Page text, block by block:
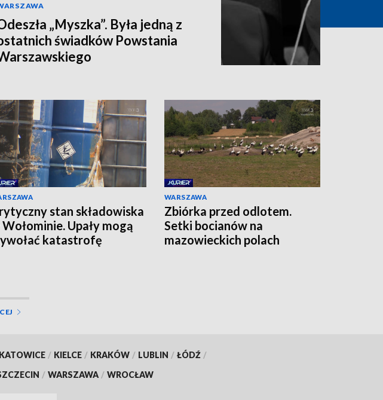
„Myszka”. Była jedną z
świadków Powstania
stan składowiska
Upały mogą
katastrofę
WARSZAWA
Zbiórka przed odlotem.
Setki bocianów na
mazowieckich polach
KATOWICE / KIELCE / KRAKÓW / LUBLIN / ŁÓDŹ /
/ WARSZAWA / WROCŁAW